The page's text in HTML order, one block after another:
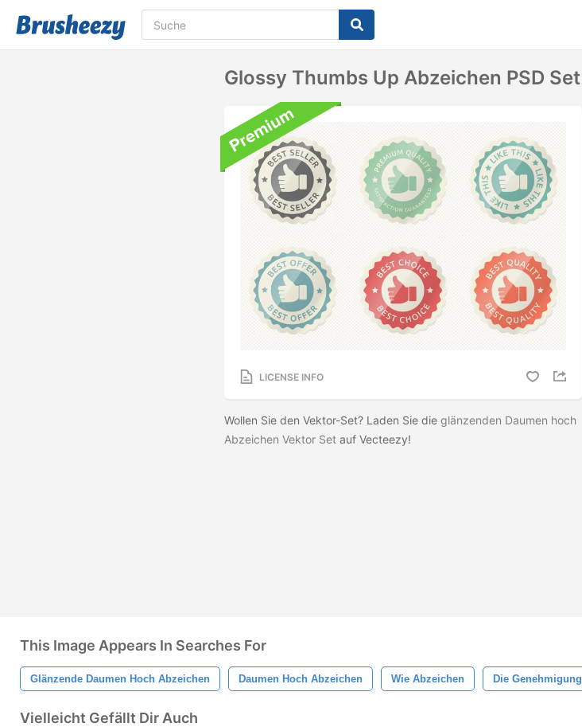
Glossy Thumbs Up Abzeichen PSD Set
LICENSE INFO
Wollen Sie den Vektor-Set? Laden Sie die glänzenden Daumen hoch
Abzeichen Vektor Set auf Vecteezy!
This Image Appears In Searches For
Glänzende Daumen Hoch Abzeichen Daumen Hoch Abzeichen Wie Abzeichen Die Genehmigung
Vielleicht Gefällt Dir Auch